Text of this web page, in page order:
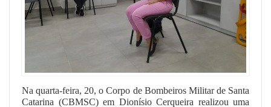
Na quarta-feira, 20, o Corpo de Bombeiros Militar de Santa
Catarina (CBMSC) em Dionísio Cerqueira realizou uma